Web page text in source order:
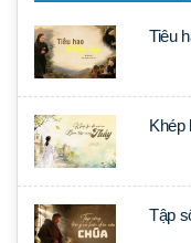
Tiêu
Khép
Tập